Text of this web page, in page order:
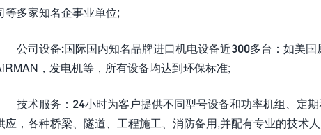
等多家知名企事业单位;
公司设备:国际国内知名品牌进口机电设备近300多台：如美国
，发电机等，所有设备均达到环保标准;
技术服务：24小时为客户提供不同型号设备和功率机组、定期
应，各种桥梁、隧道、工程施工、消防备用,并配有专业的技术